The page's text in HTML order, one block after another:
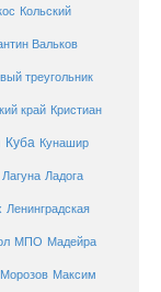
Кольский
Вальков
треугольник
край Кристиан
Куба Кунашир
Лагуна Ладога
Ленинградская
МПО Мадейра
Максим